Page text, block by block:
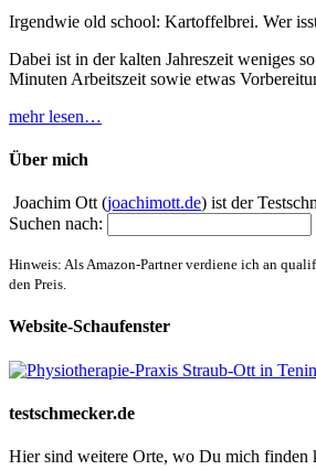
Irgendwie old school: Kartoffelbrei. Wer
Dabei ist in der kalten Jahreszeit weniges
Minuten Arbeitszeit sowie etwas
mehr lesen…
Über mich
Joachim Ott (joachimott.de) ist der
Suchen nach:
Hinweis: Als Amazon-Partner verdiene ich an
den Preis.
Website-Schaufenster
testschmecker.de
Hier sind weitere Orte, wo Du mich finden